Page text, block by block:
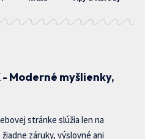
Moderné myšlienky,
stránke slúžia len na
záruky, výslovné ani